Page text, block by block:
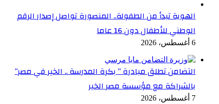
الهوية تبدأ من الطفولة.. المنصورة تواصل إصدار الرقم
الوطني للأطفال دون 16 عاما
6 أغسطس، 2026
التضامن تطلق مبادرة ” بكرة المدرسة .. الخير في مصر”
بالشراكة مع مؤسسة مصر الخير
7 أغسطس، 2026